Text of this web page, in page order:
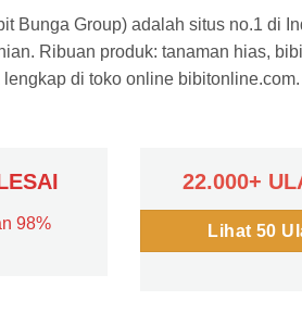
Bunga Group) adalah situs no.1 di
Ribuan produk: tanaman hias,
di toko online bibitonline.com.
98%
22.000+
Lihat 50